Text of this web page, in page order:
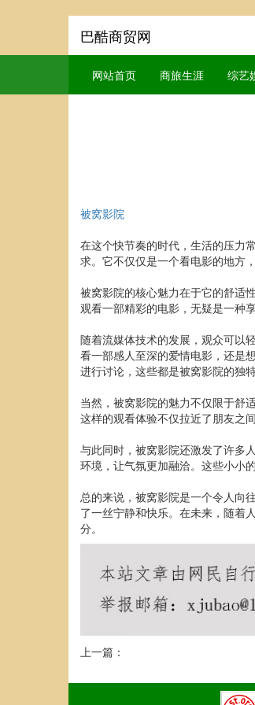
巴酷商贸网
网站首页 商旅生涯 综艺
被窝影院
在这个快节奏的时代，生活的压力
求。它不仅仅是一个看电影的地方
被窝影院的核心魅力在于它的舒适
观看一部精彩的电影，无疑是一种
随着流媒体技术的发展，观众可以
看一部感人至深的爱情电影，还是
进行讨论，这些都是被窝影院的独特
当然，被窝影院的魅力不仅限于舒
这样的观看体验不仅拉近了朋友之
与此同时，被窝影院还激发了许多
环境，让气氛更加融洽。这些小小
总的来说，被窝影院是一个令人向
了一丝宁静和快乐。在未来，随着
分。
上一篇：